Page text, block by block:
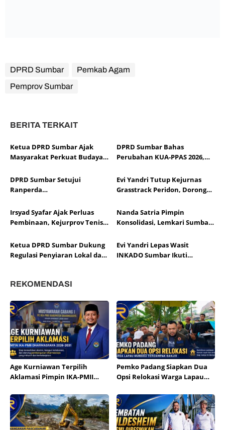
DPRD Sumbar
Pemkab Agam
Pemprov Sumbar
BERITA TERKAIT
Ketua DPRD Sumbar Ajak
Masyarakat Perkuat Budaya
Menjaga Kantibmas
DPRD Sumbar Bahas
Perubahan KUA-PPAS 2026,
Dinamika Fiskal dan Ekonomi
Daerah
DPRD Sumbar Setujui
Ranperda
2025, Soroti Efektivitas
Kinerja Fiskal
Evi Yandri Tutup Kejurnas
Grasstrack Peridon, Dorong
Berprestasi
Irsyad Syafar Ajak Perluas
Pembinaan, Kejurprov Tenis
Atlet Berprestasi
Nanda Satria Pimpin
Konsolidasi, Lemkari Sumbar
2026
Ketua DPRD Sumbar Dukung
Regulasi Penyiaran Lokal dan
Evi Yandri Lepas Wasit
INKADO Sumbar Ikuti
REKOMENDASI
Age Kurniawan Terpilih
Aklamasi Pimpin IKA-PMII
Pemko Padang Siapkan Dua
Opsi Relokasi Warga Lapau